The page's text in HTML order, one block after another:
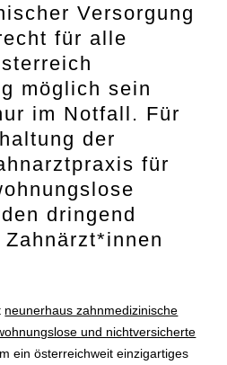
Versorgung
für alle
möglich sein
im Notfall. Für
der
für
dringend
neunerhaus zahnmedizinische
und nichtversicherte
ein österreichweit einzigartiges